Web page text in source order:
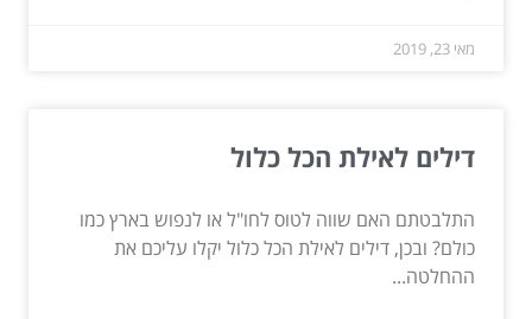
מאי 23, 2019
דילים לאילת הכל כלול
התלבטתם האם שווה לטוס לחו"ל או לנפוש בארץ כמו
כולם? ובכן, דילים לאילת הכל כלול יקלו עליכם את
ההחלטה...